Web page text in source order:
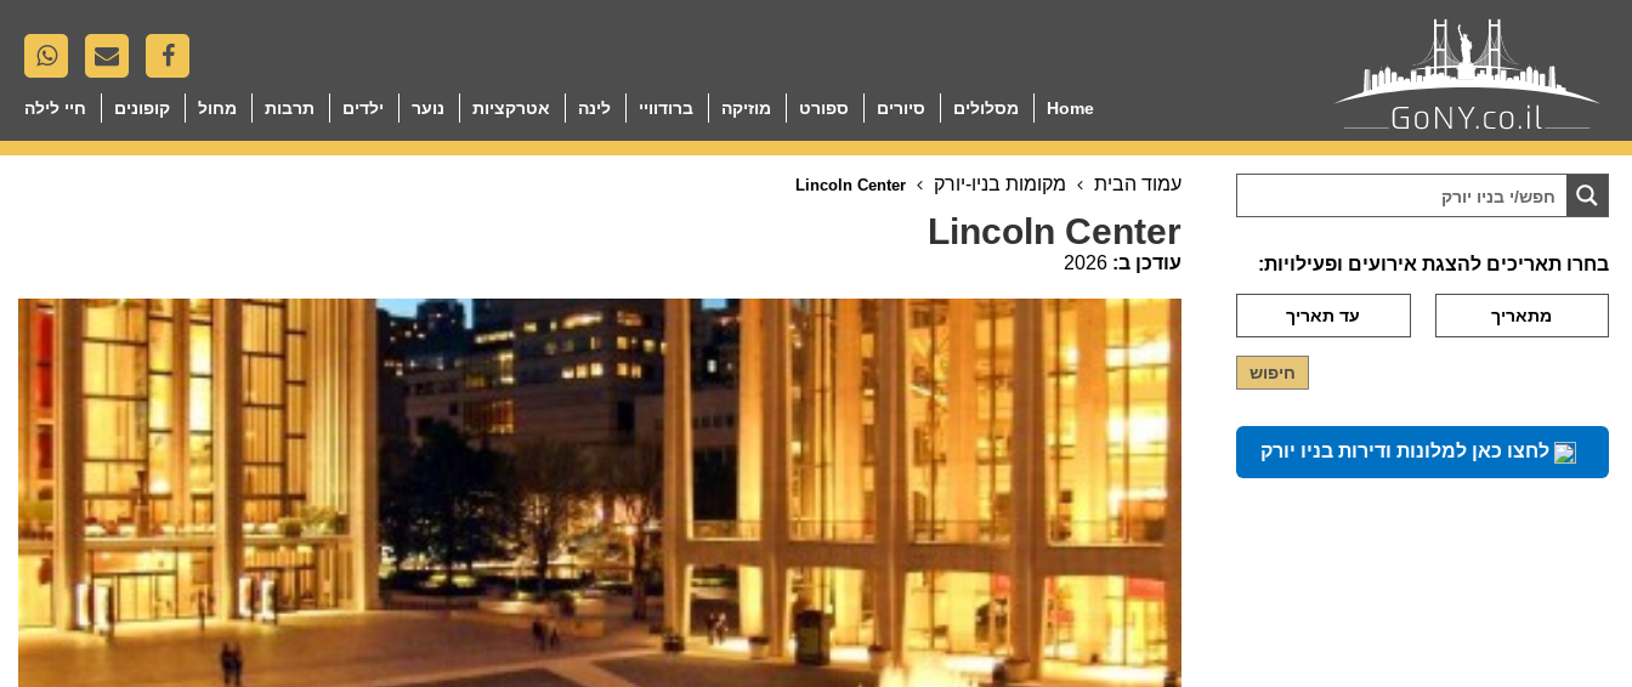
Home מסלולים סיורים ספורט מוזיקה ברודוויי לינה אטרקציות נוער ילדים תרבות מחול קופונים חיי לילה
עמוד הבית מקומות בניו-יורק
Lincoln Center
עודכן ב: 2026 בחרו תאריכים להצגת אירועים ופעילויות:
לחצו כאן למלונות ודירות בניו יורק